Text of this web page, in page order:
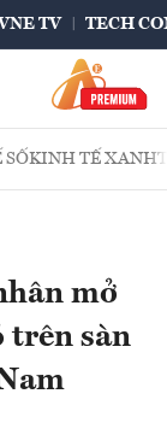
TV TECH
SỐKINH TẾ XANH
mở
trên sàn